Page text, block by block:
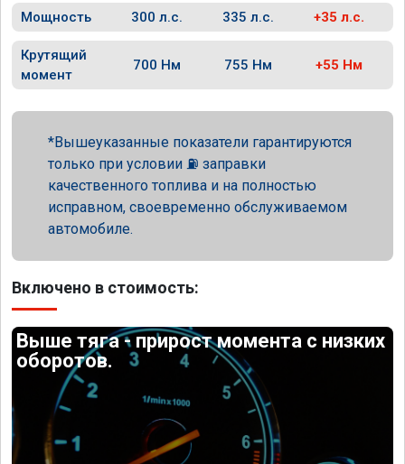
Мощность 300 л.с. 335 л.с. +35 л.с.
Крутящий
момент
700 Нм 755 Нм +55 Нм
Вышеуказанные показатели гарантируются
только при условии ⛽ заправки
качественного топлива и на полностью
исправном, своевременно обслуживаемом
автомобиле.
Включено в стоимость:
Выше тяга - прирост момента с низких
оборотов.